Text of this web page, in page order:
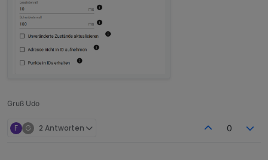
Gruß Udo
F G 2 Antworten 0